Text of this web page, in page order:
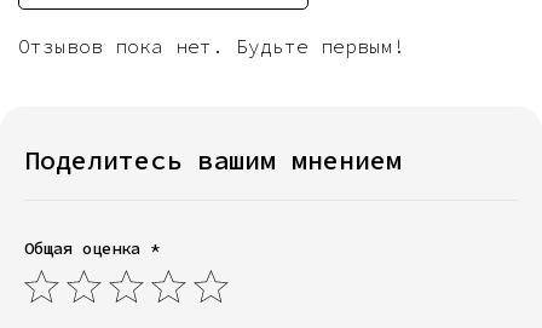
Отзывов пока нет. Будьте первым!
Поделитесь вашим мнением
Общая оценка *